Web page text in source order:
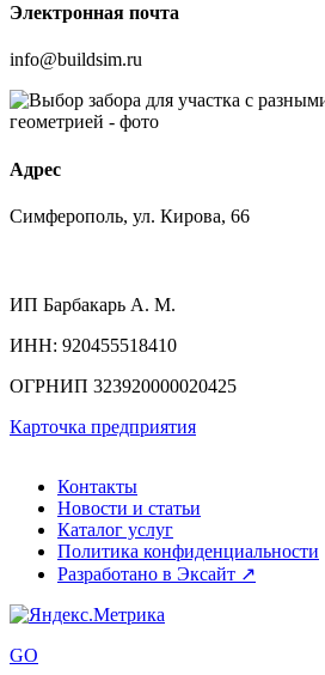
Электронная почта
info@buildsim.ru
Адрес
Симферополь, ул. Кирова, 66
ИП Барбакарь А. М.
ИНН: 920455518410
ОГРНИП 323920000020425
Карточка предприятия
Контакты
Новости и статьи
Каталог услуг
Политика конфиденциальности
Разработано в Эксайт ↗
GO